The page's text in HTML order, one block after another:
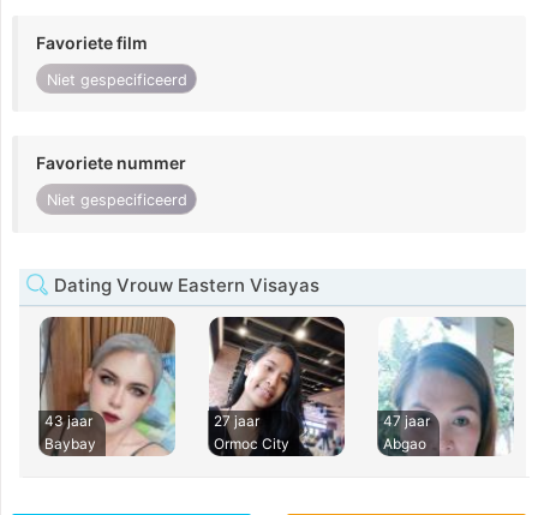
Favoriete film
Niet gespecificeerd
Favoriete nummer
Niet gespecificeerd
Dating Vrouw Eastern Visayas
43 jaar
Baybay
27 jaar
Ormoc City
47 jaar
Abgao